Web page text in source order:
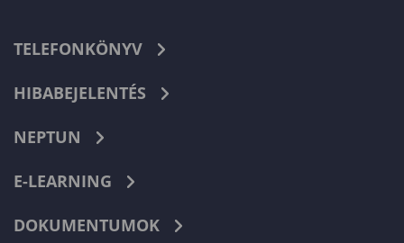
TELEFONKÖNYV
HIBABEJELENTÉS
NEPTUN
E-LEARNING
DOKUMENTUMOK